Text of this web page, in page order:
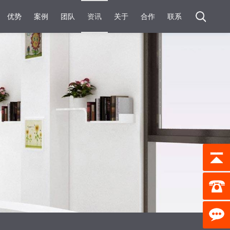
优势 案例 团队 资讯 关于 合作 联系